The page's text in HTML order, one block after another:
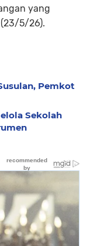
yang
(23/5/26).
Pemkot
Sekolah